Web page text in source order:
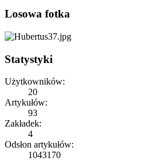
Losowa fotka
Statystyki
Użytkowników:
20
Artykułów:
93
Zakładek:
4
Odsłon artykułów:
1043170